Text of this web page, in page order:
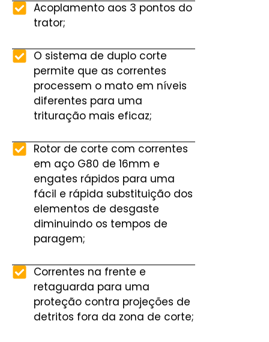
Acoplamento aos 3 pontos do
trator;
O sistema de duplo corte
permite que as correntes
processem o mato em níveis
diferentes para uma
trituração mais eficaz;
Rotor de corte com correntes
em aço G80 de 16mm e
engates rápidos para uma
fácil e rápida substituição dos
elementos de desgaste
diminuindo os tempos de
paragem;
Correntes na frente e
retaguarda para uma
proteção contra projeções de
detritos fora da zona de corte;